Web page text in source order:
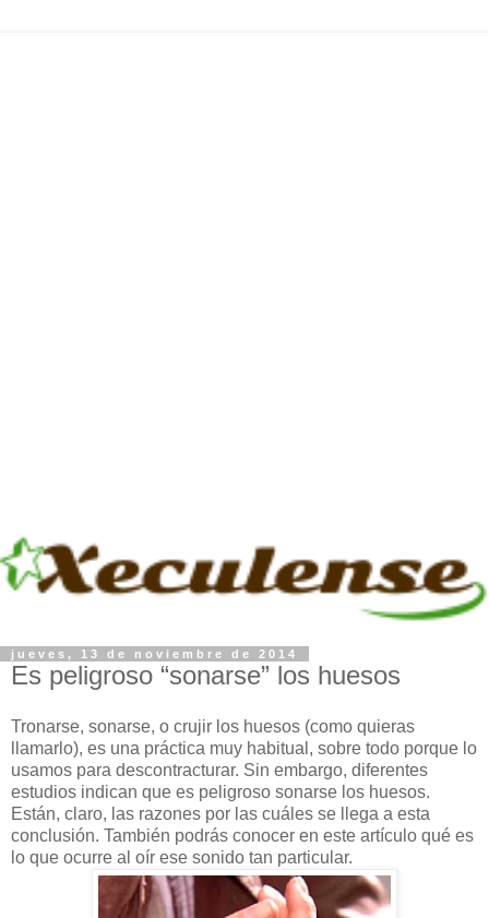
jueves, 13 de noviembre de 2014
Es peligroso “sonarse” los huesos
Tronarse, sonarse, o crujir los huesos (como quieras
llamarlo), es una práctica muy habitual, sobre todo porque lo
usamos para descontracturar. Sin embargo, diferentes
estudios indican que es peligroso sonarse los huesos.
Están, claro, las razones por las cuáles se llega a esta
conclusión. También podrás conocer en este artículo qué es
lo que ocurre al oír ese sonido tan particular.